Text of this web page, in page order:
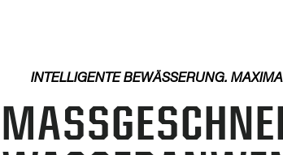
INTELLIGENTE BEWÄSSERUNG.